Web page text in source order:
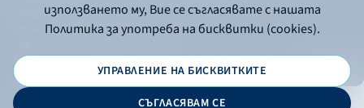
Политика за употреба на бисквитки
Политика за поверителност
© 2026 - Българска банка за развитие
използването му, Вие се съгласявате с нашата
Политика за употреба на бисквитки (cookies).
УПРАВЛЕНИЕ НА БИСКВИТКИТЕ
СЪГЛАСЯВАМ СЕ